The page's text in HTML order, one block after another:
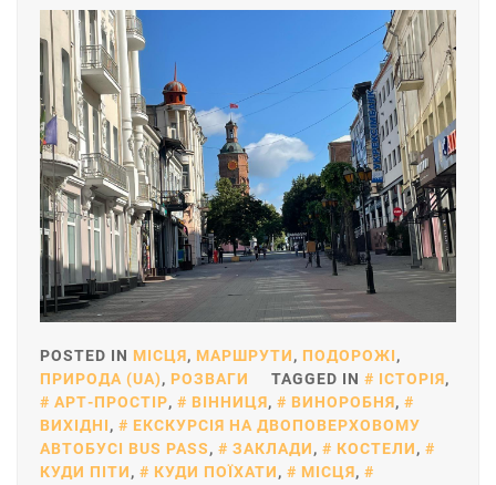
POSTED IN МІСЦЯ, МАРШРУТИ, ПОДОРОЖІ,
ПРИРОДА (UA), РОЗВАГИ TAGGED IN ІСТОРІЯ,
АРТ-ПРОСТІР, ВІННИЦЯ, ВИНОРОБНЯ,
ВИХІДНІ,
ЕКСКУРСІЯ НА ДВОПОВЕРХОВОМУ
АВТОБУСІ BUS PASS, ЗАКЛАДИ, КОСТЕЛИ,
КУДИ ПІТИ, КУДИ ПОЇХАТИ, МІСЦЯ,